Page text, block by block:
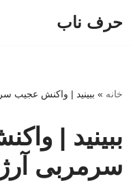
حرف ناب
خانه » ببینید | واکنش عجیب
ببینید |
سرمربی